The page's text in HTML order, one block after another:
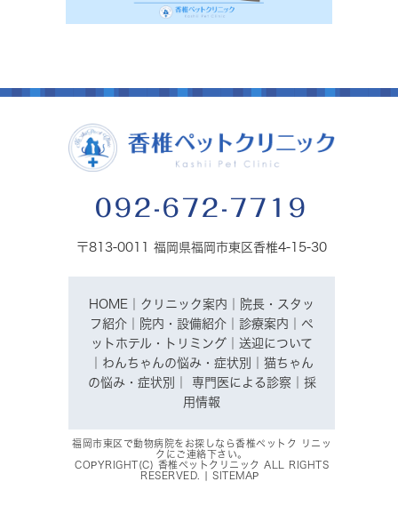
092-672-7719
〒813-0011 福岡県福岡市東区香椎4-15-30
HOME クリニック案内
院長・スタッ
フ紹介
院内・設備紹介 診療案内
ペ
ットホテル・トリミング
送迎について
わんちゃんの悩み・症状別
猫ちゃん
の悩み・症状別
専門医による診察
採
用情報
福岡市東区で動物病院をお探しなら香椎ペットク リニッ
クにご連絡下さい。
COPYRIGHT(C) 香椎ペットクリニック ALL RIGHTS
RESERVED. | SITEMAP